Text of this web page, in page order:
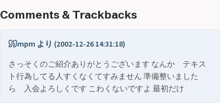
Comments & Trackbacks
mpm より (2002-12-26 14:31:18)
さっそくのご紹介ありがとうございます なんか テキス
ト行為してる人すくなくてすみません 準備整いました
ら 入会よろしくです こわくないですよ 最初だけ